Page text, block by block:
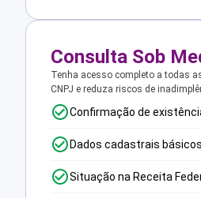
Consulta Sob
Tenha acesso completo a todas
CNPJ e reduza riscos de
Confirmação de
Dados cadastrais básicos
Situação na Receita